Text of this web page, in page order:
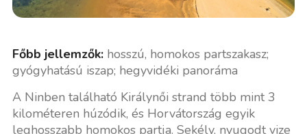
Főbb jellemzők:hosszú, homokos partszakasz;
gyógyhatású iszap; hegyvidéki panoráma
A Ninben található Királynői strand több mint 3
kilométeren húzódik, és Horvátország egyik
leghosszabb homokos partja. Sekély, nyugodt vize